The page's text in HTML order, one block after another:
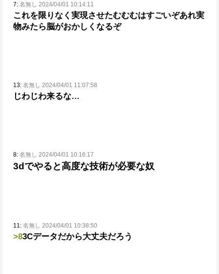
7: 名無し 2024/04/01 10:14:11
これを限りなく実現させたむむむはすごいぞあれ実
物みたら脳がおかしくなるぞ
13: 名無し 2024/04/01 11:07:58
じわじわ来るな…
8: 名無し 2024/04/01 10:16:17
3dでやると高度な技術が必要な奴
11: 名無し 2024/04/01 10:38:50
>83Cデータだから大丈夫だろう